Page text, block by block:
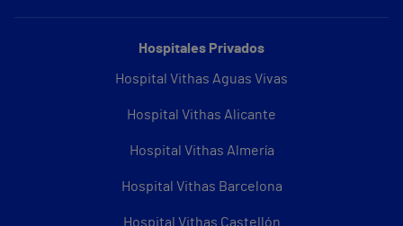
Hospitales Privados
Hospital Vithas Aguas Vivas
Hospital Vithas Alicante
Hospital Vithas Almería
Hospital Vithas Barcelona
Hospital Vithas Castellón